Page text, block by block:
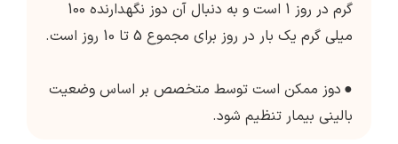
گرم در روز 1 است و به دنبال آن دوز نگهدارنده 100
میلی گرم یک بار در روز برای مجموع 5 تا 10 روز است.
● دوز ممکن است توسط متخصص بر اساس وضعیت
بالینی بیمار تنظیم شود.